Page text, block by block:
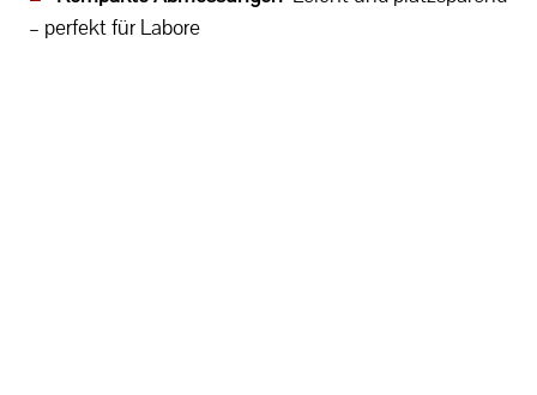
– perfekt für Labore